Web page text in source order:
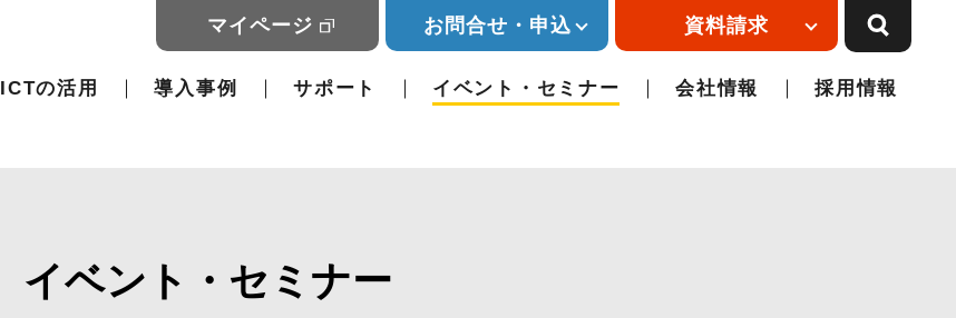
ICTの活用 導入事例 サポート イベント・セミナー 会社情報 採用情報
マイページ お問合せ・申込 資料請求
イベント・セミナー